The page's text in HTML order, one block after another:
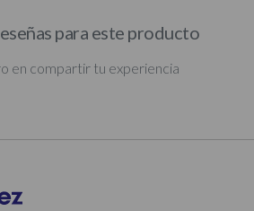
para este producto
en compartir tu experiencia